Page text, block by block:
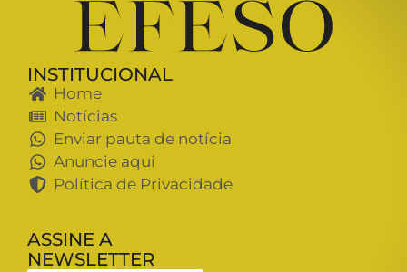
INSTITUCIONAL
Home
Notícias
Enviar pauta de notícia
Anuncie aqui
Política de Privacidade
ASSINE A
NEWSLETTER